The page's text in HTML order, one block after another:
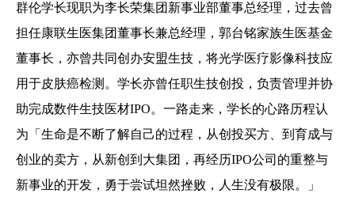
群伦学长现职为李长荣集团新事业部董事总经理，过去曾
担任康联生医集团董事长兼总经理，郭台铭家族生医基金
董事长，亦曾共同创办安盟生技，将光学医疗影像科技应
用于皮肤癌检测。学长亦曾任职生技创投，负责管理并协
助完成数件生技医材IPO。一路走来，学长的心路历程认
为「生命是不断了解自己的过程，从创投买方、到育成与
创业的卖方，从新创到大集团，再经历IPO公司的重整与
新事业的开发，勇于尝试坦然挫败，人生没有极限。」